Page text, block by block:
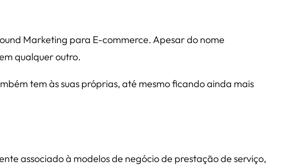
Marketing para E-commerce. Apesar do nome
qualquer outro.
tem às suas próprias, até mesmo ficando ainda mais
associado à modelos de negócio de prestação de serviço,